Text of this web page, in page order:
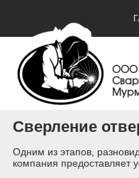
ООО
Сверление
Одним из этапов,
компания предоставляет